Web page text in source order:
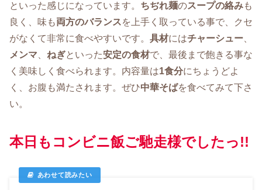
といった感じになっています。 ちぢれ麺のスープの絡みも
良く、味も両方のバランスを上手く取っている事で、クセ
がなくて非常に食べやすいです。 具材にはチャーシュー
メンマ
ねぎといった安定の食材で、最後まで飽きる事な
く美味しく食べられます。内容量は1食分にちょうどよ
く、お腹も満たされます。ぜひ中華そばを食べてみて下さ
い。
本日もコンビニ飯ご馳走様でしたっ!!